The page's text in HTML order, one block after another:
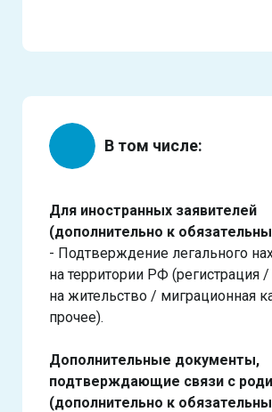
В том числе:
Для иностранных заявителей
(дополнительно к
- Подтверждение легального
на территории РФ (регистрация
на жительство / миграционная
прочее).
Дополнительные документы,
подтверждающие связи с
(дополнительно к